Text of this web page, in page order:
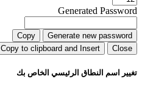
Generated Password
Generate new password
Copy
Close
Copy to clipboard and Insert
تغيير اسم النطاق الرئيسي الخاص بك